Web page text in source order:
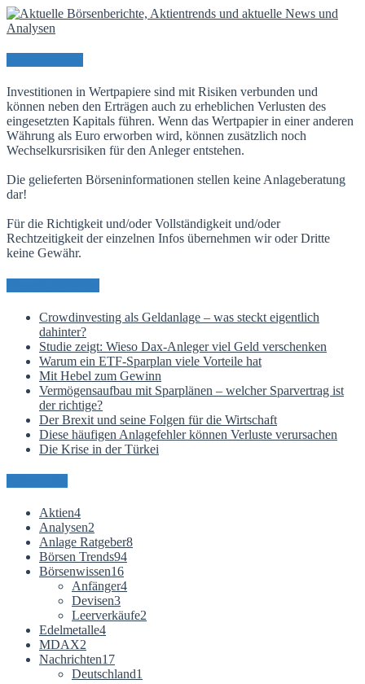
Investitionen in Wertpapiere sind mit Risiken verbunden und
können neben den Erträgen auch zu erheblichen Verlusten des
eingesetzten Kapitals führen. Wenn das Wertpapier in einer anderen
Währung als Euro erworben wird, können zusätzlich noch
Wechselkursrisiken für den Anleger entstehen.
Die gelieferten Börseninformationen stellen keine Anlageberatung
dar!
Für die Richtigkeit und/oder Vollständigkeit und/oder
Rechtzeitigkeit der einzelnen Infos übernehmen wir oder Dritte
keine Gewähr.
Crowdinvesting als Geldanlage – was steckt eigentlich
dahinter?
Studie zeigt: Wieso Dax-Anleger viel Geld verschenken
Warum ein ETF-Sparplan viele Vorteile hat
Mit Hebel zum Gewinn
Vermögensaufbau mit Sparplänen – welcher Sparvertrag ist
der richtige?
Der Brexit und seine Folgen für die Wirtschaft
Diese häufigen Anlagefehler können Verluste verursachen
Die Krise in der Türkei
Aktien4
Analysen2
Anlage Ratgeber8
Börsen Trends94
Börsenwissen16
Anfänger4
Devisen3
Leerverkäufe2
Edelmetalle4
MDAX2
Nachrichten17
Deutschland1